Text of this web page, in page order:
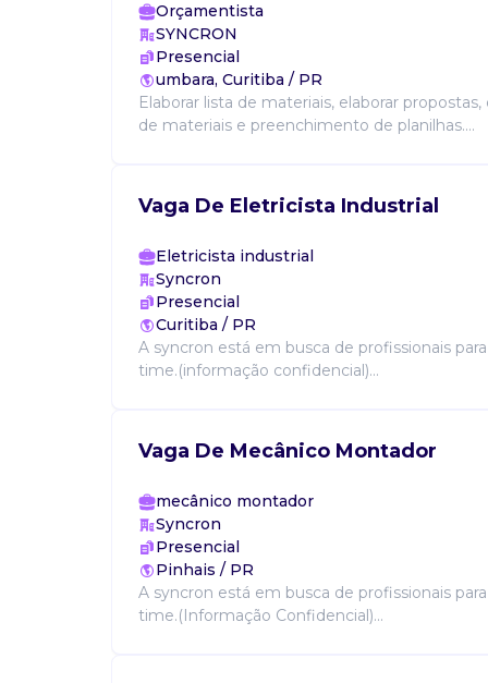
Orçamentista
SYNCRON
Presencial
umbara, Curitiba / PR
Elaborar lista de materiais, elaborar
de materiais e preenchimento de planilhas....
Vaga De Eletricista Industrial
Eletricista industrial
Syncron
Presencial
Curitiba / PR
A syncron está em busca de profissionais
time.(informação confidencial)...
Vaga De Mecânico Montador
mecânico montador
Syncron
Presencial
Pinhais / PR
A syncron está em busca de profissionais
time.(Informação Confidencial)...